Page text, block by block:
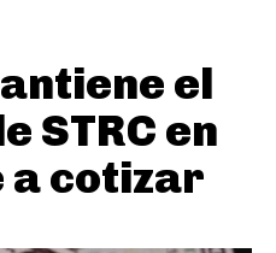
el
STRC en
a cotizar